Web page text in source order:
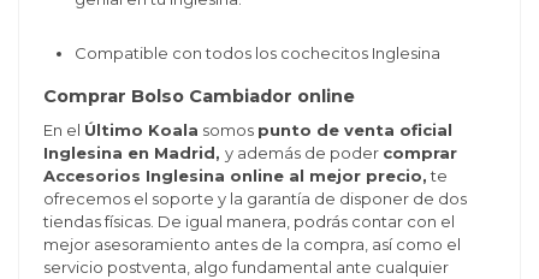
Compatible con todos los cochecitos Inglesina
Comprar Bolso Cambiador online
En el Último Koala somos punto de venta oficial
Inglesina en Madrid, y además de poder comprar
Accesorios Inglesina online al mejor precio,te
ofrecemos el soporte y la garantía de disponer de dos
tiendas físicas. De igual manera, podrás contar con el
mejor asesoramiento antes de la compra, así como el
servicio postventa, algo fundamental ante cualquier